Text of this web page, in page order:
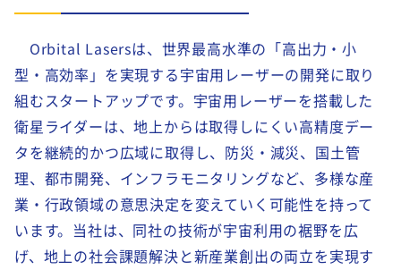
Orbital Lasersは、世界最高水準の「高出力・小
型・高効率」を実現する宇宙用レーザーの開発に取り
組むスタートアップです。 宇宙用レーザーを搭載した
衛星ライダーは、地上からは取得しにくい高精度デー
タを継続的かつ広域に取得し、防災・減災、国土管
理、都市開発、インフラモニタリングなど、多様な産
業・行政領域の意思決定を変えていく可能性を持って
います。当社は、同社の技術が宇宙利用の裾野を広
げ、地上の社会課題解決と新産業創出の両立を実現す